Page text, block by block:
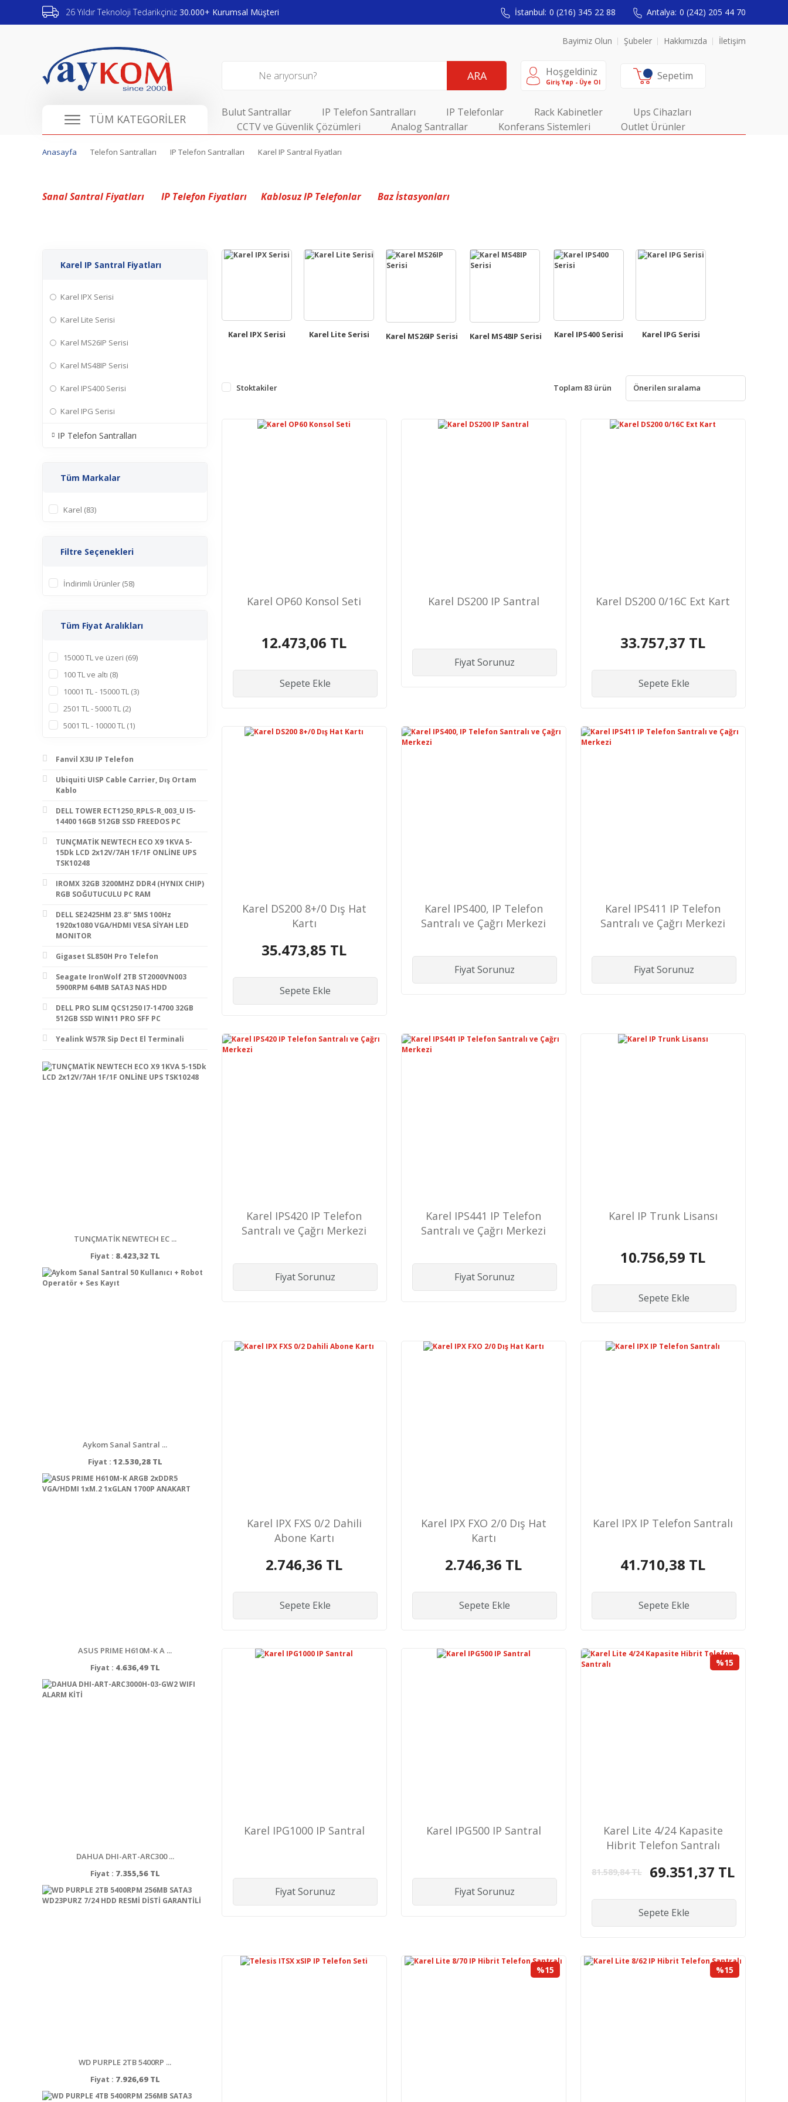
26 Yıldır Teknoloji Tedarikçiniz 30.000+ Kurumsal Müşteri İstanbul: 0 (216) 345 22 88 Antalya: 0 (242) 205 44 70
Bayimiz Olun Şubeler Hakkımızda İletişim
ARA Hoşgeldiniz
Giriş Yap - Üye Ol Sepetim
TÜM KATEGORİLER Bulut Santrallar IP Telefon Santralları IP Telefonlar Rack Kabinetler
Ups Cihazları
CCTV ve Güvenlik Çözümleri
Analog Santrallar Konferans Sistemleri Outlet Ürünler
Anasayfa Telefon Santralları IP Telefon Santralları Karel IP Santral Fiyatları
Sanal Santral Fiyatları IP Telefon Fiyatları Kablosuz IP Telefonlar Baz İstasyonları
Karel IP Santral Fiyatları
Karel IPX Serisi
Karel Lite Serisi
Karel MS26IP Serisi
Karel MS48IP Serisi
Karel IPS400 Serisi
Karel IPG Serisi
IP Telefon Santralları
Tüm Markalar
Karel (83)
Filtre Seçenekleri
İndirimli Ürünler (58)
Tüm Fiyat Aralıkları
15000 TL ve üzeri (69)
100 TL ve altı (8)
10001 TL - 15000 TL (3)
2501 TL - 5000 TL (2)
5001 TL - 10000 TL (1)
Fanvil X3U IP Telefon
Ubiquiti UISP Cable Carrier, Dış Ortam
Kablo
DELL TOWER ECT1250_RPLS-R_003_U I5-
14400 16GB 512GB SSD FREEDOS PC
TUNÇMATİK NEWTECH ECO X9 1KVA 5-
15Dk LCD 2x12V/7AH 1F/1F ONLİNE UPS
TSK10248
IROMX 32GB 3200MHZ DDR4 (HYNIX CHIP)
RGB SOĞUTUCULU PC RAM
DELL SE2425HM 23.8'' 5MS 100Hz
1920x1080 VGA/HDMI VESA SİYAH LED
MONITOR
Gigaset SL850H Pro Telefon
Seagate IronWolf 2TB ST2000VN003
5900RPM 64MB SATA3 NAS HDD
DELL PRO SLIM QCS1250 I7-14700 32GB
512GB SSD WIN11 PRO SFF PC
Yealink W57R Sip Dect El Terminali
TUNÇMATİK NEWTECH EC ...
Fiyat : 8.423,32 TL
Aykom Sanal Santral ...
Fiyat : 12.530,28 TL
ASUS PRIME H610M-K A ...
Fiyat : 4.636,49 TL
DAHUA DHI-ART-ARC300 ...
Fiyat : 7.355,56 TL
WD PURPLE 2TB 5400RP ...
Fiyat : 7.926,69 TL
Karel IPX Serisi Karel Lite Serisi Karel MS26IP Serisi Karel MS48IP Serisi Karel IPS400 Serisi Karel IPG Serisi
Stoktakiler Toplam 83 ürün
Karel OP60 Konsol Seti
12.473,06 TL
Sepete Ekle
Karel DS200 IP Santral
Fiyat Sorunuz
Karel DS200 0/16C Ext Kart
33.757,37 TL
Sepete Ekle
Karel DS200 8+/0 Dış Hat
Kartı
35.473,85 TL
Sepete Ekle
Karel IPS400, IP Telefon
Santralı ve Çağrı Merkezi
Fiyat Sorunuz
Karel IPS411 IP Telefon
Santralı ve Çağrı Merkezi
Fiyat Sorunuz
Karel IPS420 IP Telefon
Santralı ve Çağrı Merkezi
Fiyat Sorunuz
Karel IPS441 IP Telefon
Santralı ve Çağrı Merkezi
Fiyat Sorunuz
Karel IP Trunk Lisansı
10.756,59 TL
Sepete Ekle
Karel IPX FXS 0/2 Dahili
Abone Kartı
2.746,36 TL
Sepete Ekle
Karel IPX FXO 2/0 Dış Hat
Kartı
2.746,36 TL
Sepete Ekle
Karel IPX IP Telefon Santralı
41.710,38 TL
Sepete Ekle
Karel IPG1000 IP Santral
Fiyat Sorunuz
Karel IPG500 IP Santral
Fiyat Sorunuz
%15
Karel Lite 4/24 Kapasite
Hibrit Telefon Santralı
81.589,84 TL 69.351,37 TL
Sepete Ekle
%15 %15